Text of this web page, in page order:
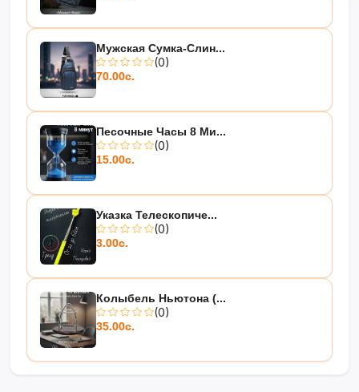
Мужская Сумка-Слин...
(0)
70.00с.
Песочные Часы 8 Ми...
(0)
15.00с.
Указка Телескопиче...
(0)
3.00с.
Колыбель Ньютона (...
(0)
35.00с.